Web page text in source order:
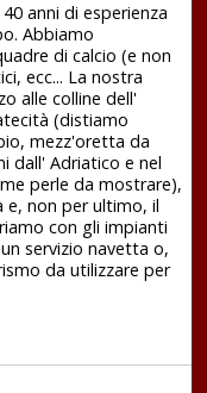
anni di esperienza
Abbiamo
di calcio (e non
ecc... La nostra
alle colline dell'
(distiamo
mezz'oretta da
dall' Adriatico e nel
perle da mostrare),
e, non per ultimo, il
con gli impianti
servizio navetta o,
da utilizzare per